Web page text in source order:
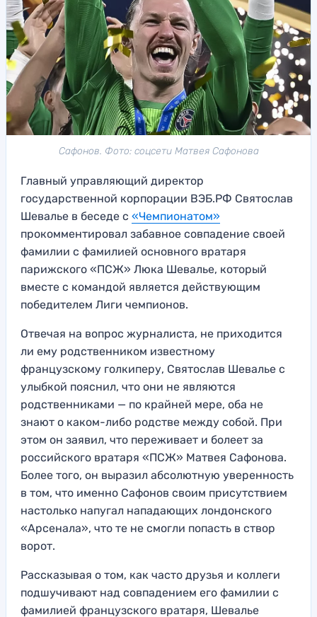
Сафонов. Фото: соцсети Матвея Сафонова
Главный управляющий директор
государственной корпорации ВЭБ.РФ Святослав
Шевалье в беседе с «Чемпионатом»
прокомментировал забавное совпадение своей
фамилии с фамилией основного вратаря
парижского «ПСЖ» Люка Шевалье, который
вместе с командой является действующим
победителем Лиги чемпионов.
Отвечая на вопрос журналиста, не приходится
ли ему родственником известному
французскому голкиперу, Святослав Шевалье с
улыбкой пояснил, что они не являются
родственниками — по крайней мере, оба не
знают о каком-либо родстве между собой. При
этом он заявил, что переживает и болеет за
российского вратаря «ПСЖ» Матвея Сафонова.
Более того, он выразил абсолютную уверенность
в том, что именно Сафонов своим присутствием
настолько напугал нападающих лондонского
«Арсенала», что те не смогли попасть в створ
ворот.
Рассказывая о том, как часто друзья и коллеги
подшучивают над совпадением его фамилии с
фамилией французского вратаря, Шевалье